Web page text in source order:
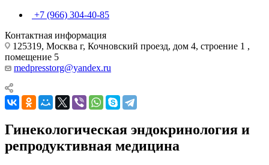
+7 (966) 304-40-85
Контактная информация
125319, Москва г, Кочновский проезд, дом 4, строение 1 ,
помещение 5
medpresstorg@yandex.ru
Гинекологическая эндокринология и
репродуктивная медицина